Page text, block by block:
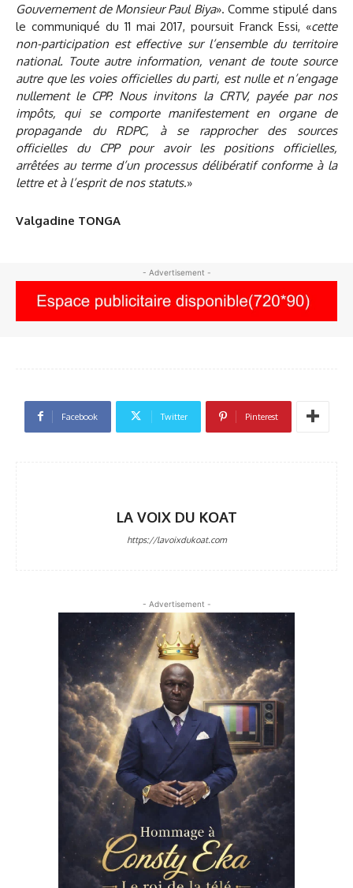
Gouvernement de Monsieur Paul Biya». Comme stipulé dans
le communiqué du 11 mai 2017, poursuit Franck Essi, «cette
non-participation est effective sur l’ensemble du territoire
national. Toute autre information, venant de toute source
autre que les voies officielles du parti, est nulle et n’engage
nullement le CPP. Nous invitons la CRTV, payée par nos
impôts, qui se comporte manifestement en organe de
propagande du RDPC, à se rapprocher des sources
officielles du CPP pour avoir les positions officielles,
arrêtées au terme d’un processus délibératif conforme à la
lettre et à l’esprit de nos statuts.»
Valgadine TONGA
- Advertisement -
Facebook Twitter Pinterest
LA VOIX DU KOAT
https://lavoixdukoat.com
- Advertisement -